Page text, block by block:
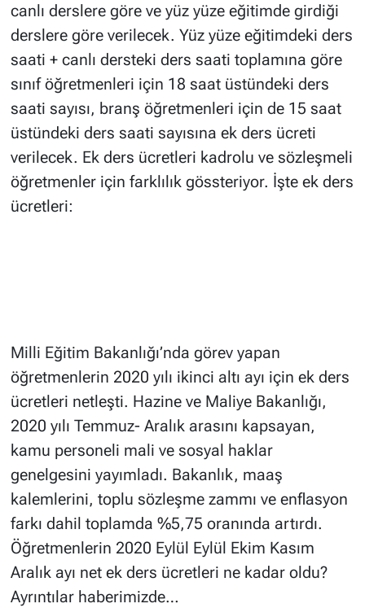
canlı derslere göre ve yüz yüze eğitimde girdiği
derslere göre verilecek. Yüz yüze eğitimdeki ders
saati + canlı dersteki ders saati toplamına göre
sınıf öğretmenleri için 18 saat üstündeki ders
saati sayısı, branş öğretmenleri için de 15 saat
üstündeki ders saati sayısına ek ders ücreti
verilecek. Ek ders ücretleri kadrolu ve sözleşmeli
öğretmenler için farklılık gössteriyor. İşte ek ders
ücretleri:
Milli Eğitim Bakanlığı’nda görev yapan
öğretmenlerin 2020 yılı ikinci altı ayı için ek ders
ücretleri netleşti. Hazine ve Maliye Bakanlığı,
2020 yılı Temmuz- Aralık arasını kapsayan,
kamu personeli mali ve sosyal haklar
genelgesini yayımladı. Bakanlık, maaş
kalemlerini, toplu sözleşme zammı ve enflasyon
farkı dahil toplamda %5,75 oranında artırdı.
Öğretmenlerin 2020 Eylül Eylül Ekim Kasım
Aralık ayı net ek ders ücretleri ne kadar oldu?
Ayrıntılar haberimizde…